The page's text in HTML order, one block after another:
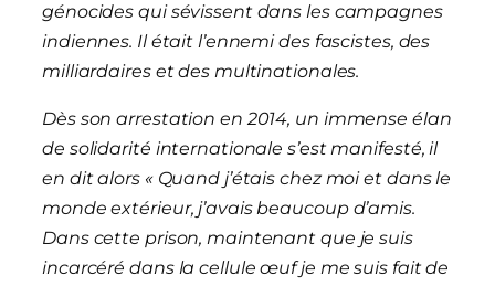
génocides qui sévissent dans les campagnes
indiennes. Il était l’ennemi des fascistes, des
milliardaires et des multinationales.
Dès son arrestation en 2014, un immense élan
de solidarité internationale s’est manifesté, il
en dit alors « Quand j’étais chez moi et dans le
monde extérieur, j’avais beaucoup d’amis.
Dans cette prison, maintenant que je suis
incarcéré dans la cellule œuf je me suis fait de